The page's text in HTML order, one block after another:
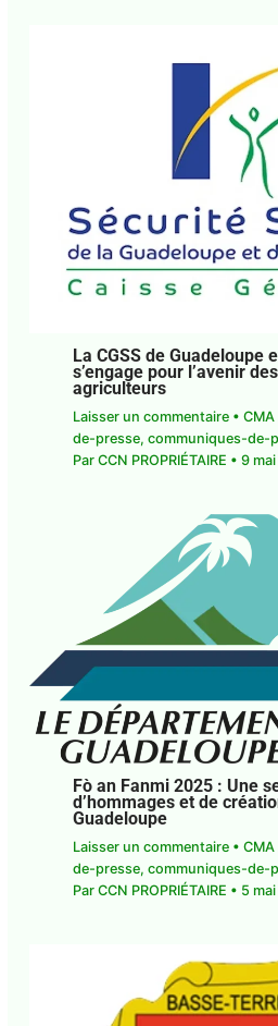
agriculteurs
Laisser un commentaire CMA
communique-de-presse
presse
• Par
mai 2025
Fò an Fanmi 2025 : Une
d’hommages et de
Guadeloupe
Laisser un commentaire
communique-de-presse ,
presse,La Une CMA• ParCCN
mai 2025